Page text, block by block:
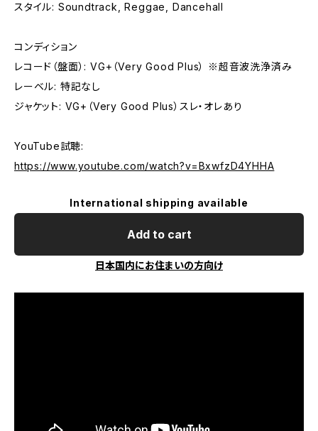
スタイル: Soundtrack, Reggae, Dancehall
コンディション
レコード（盤面）: VG+（Very Good Plus） ※超音波洗浄済み
レーベル: 特記なし
ジャケット: VG+（Very Good Plus）スレ・オレあり
YouTube試聴:
https://www.youtube.com/watch?v=BxwfzD4YHHA
International shipping available
Add to cart
日本国内にお住まいの方向け